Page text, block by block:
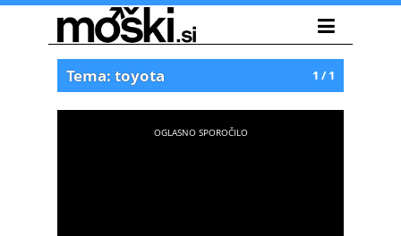
1 / 1
Tema: toyota